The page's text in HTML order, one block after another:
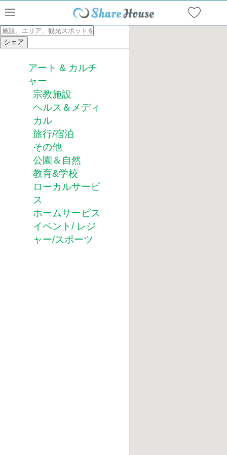
アート & カルチ
ャー
宗教施設
ヘルス＆メディ
カル
旅行/宿泊
その他
公園＆自然
教育&学校
ローカルサービ
ス
ホームサービス
イベント/ レジ
ャー/スポーツ